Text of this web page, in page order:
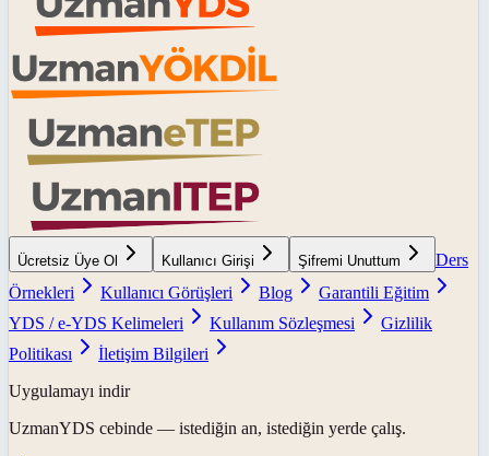
Ücretsiz Üye Ol Kullanıcı Girişi Şifremi Unuttum
Ders
Örnekleri
Kullanıcı Görüşleri Blog
Garantili Eğitim
YDS / e-YDS Kelimeleri
Kullanım Sözleşmesi
Gizlilik
Politikası
İletişim Bilgileri
Uygulamayı indir
UzmanYDS cebinde — istediğin an, istediğin yerde çalış.